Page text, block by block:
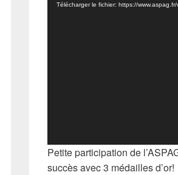
Télécharger le fichier: https://
Petite participation de
succès avec 3 médailles d’or!